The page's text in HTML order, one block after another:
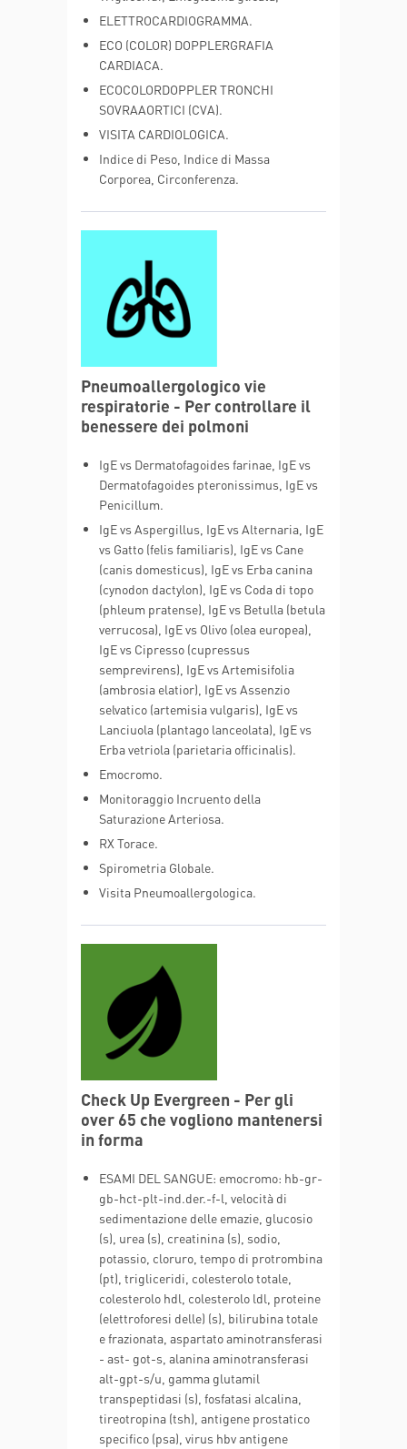
ELETTROCARDIOGRAMMA.
ECO (COLOR) DOPPLERGRAFIA
CARDIACA.
ECOCOLORDOPPLER TRONCHI
SOVRAAORTICI (CVA).
VISITA CARDIOLOGICA.
Indice di Peso, Indice di Massa
Corporea, Circonferenza.
Pneumoallergologico vie
respiratorie - Per controllare il
benessere dei polmoni
IgE vs Dermatofagoides farinae, IgE vs
Dermatofagoides pteronissimus, IgE vs
Penicillum.
IgE vs Aspergillus, IgE vs Alternaria, IgE
vs Gatto (felis familiaris), IgE vs Cane
(canis domesticus), IgE vs Erba canina
(cynodon dactylon), IgE vs Coda di topo
(phleum pratense), IgE vs Betulla (betula
verrucosa), IgE vs Olivo (olea europea),
IgE vs Cipresso (cupressus
semprevirens), IgE vs Artemisifolia
(ambrosia elatior), IgE vs Assenzio
selvatico (artemisia vulgaris), IgE vs
Lanciuola (plantago lanceolata), IgE vs
Erba vetriola (parietaria officinalis).
Emocromo.
Monitoraggio Incruento della
Saturazione Arteriosa.
RX Torace.
Spirometria Globale.
Visita Pneumoallergologica.
Check Up Evergreen - Per gli
over 65 che vogliono mantenersi
in forma
ESAMI DEL SANGUE: emocromo: hb-gr-
gb-hct-plt-ind.der.-f-l, velocità di
sedimentazione delle emazie, glucosio
(s), urea (s), creatinina (s), sodio,
potassio, cloruro, tempo di protrombina
(pt), trigliceridi, colesterolo totale,
colesterolo hdl, colesterolo ldl, proteine
(elettroforesi delle) (s), bilirubina totale
e frazionata, aspartato aminotransferasi
- ast- got-s, alanina aminotransferasi
alt-gpt-s/u, gamma glutamil
transpeptidasi (s), fosfatasi alcalina,
tireotropina (tsh), antigene prostatico
specifico (psa), virus hbv antigene